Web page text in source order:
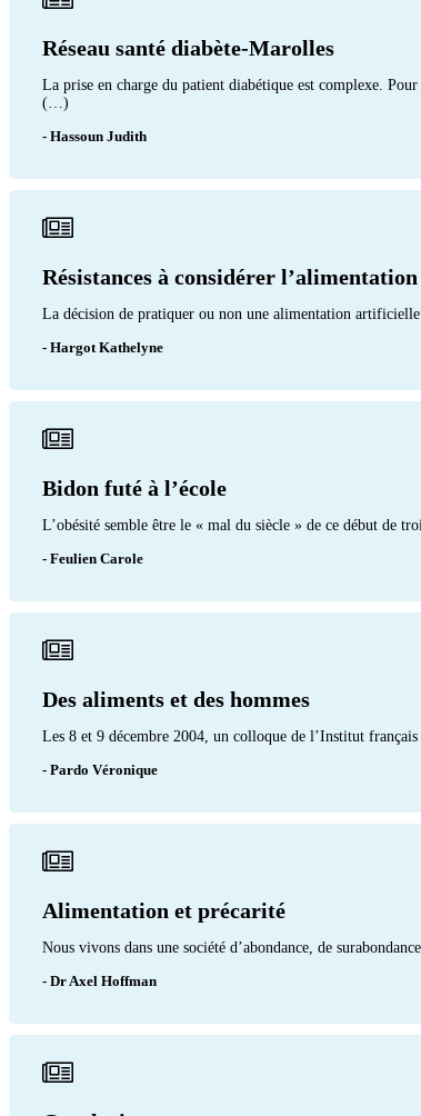
Réseau santé diabète-Marolles
La prise en charge du patient diabétique est complexe.
(…)
- Hassoun Judith
Résistances à considérer
La décision de pratiquer ou non une alimentation
- Hargot Kathelyne
Bidon futé à l’école
L’obésité semble être le « mal du siècle » de ce début de
- Feulien Carole
Des aliments et des hommes
Les 8 et 9 décembre 2004, un colloque de l’Institut
- Pardo Véronique
Alimentation et précarité
Nous vivons dans une société d’abondance, de
- Dr Axel Hoffman